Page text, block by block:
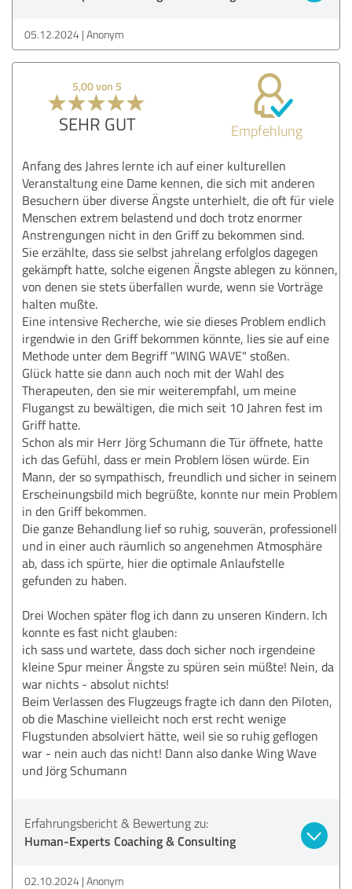
05.12.2024 Anonym
5,00 von 5
SEHR GUT Empfehlung
Anfang des Jahres lernte ich auf einer kulturellen
Veranstaltung eine Dame kennen, die sich mit anderen
Besuchern über diverse Ängste unterhielt, die oft für viele
Menschen extrem belastend und doch trotz enormer
Anstrengungen nicht in den Griff zu bekommen sind.
Sie erzählte, dass sie selbst jahrelang erfolglos dagegen
gekämpft hatte, solche eigenen Ängste ablegen zu können,
von denen sie stets überfallen wurde, wenn sie Vorträge
halten mußte.
Eine intensive Recherche, wie sie dieses Problem endlich
irgendwie in den Griff bekommen könnte, lies sie auf eine
Methode unter dem Begriff "WING WAVE" stoßen.
Glück hatte sie dann auch noch mit der Wahl des
Therapeuten, den sie mir weiterempfahl, um meine
Flugangst zu bewältigen, die mich seit 10 Jahren fest im
Griff hatte.
Schon als mir Herr Jörg Schumann die Tür öffnete, hatte
ich das Gefühl, dass er mein Problem lösen würde. Ein
Mann, der so sympathisch, freundlich und sicher in seinem
Erscheinungsbild mich begrüßte, konnte nur mein Problem
in den Griff bekommen.
Die ganze Behandlung lief so ruhig, souverän, professionell
und in einer auch räumlich so angenehmen Atmosphäre
ab, dass ich spürte, hier die optimale Anlaufstelle
gefunden zu haben.
Drei Wochen später flog ich dann zu unseren Kindern. Ich
konnte es fast nicht glauben:
ich sass und wartete, dass doch sicher noch irgendeine
kleine Spur meiner Ängste zu spüren sein müßte! Nein, da
war nichts - absolut nichts!
Beim Verlassen des Flugzeugs fragte ich dann den Piloten,
ob die Maschine vielleicht noch erst recht wenige
Flugstunden absolviert hätte, weil sie so ruhig geflogen
war - nein auch das nicht! Dann also danke Wing Wave
und Jörg Schumann
Erfahrungsbericht & Bewertung zu:
Human-Experts Coaching & Consulting
02.10.2024 Anonym